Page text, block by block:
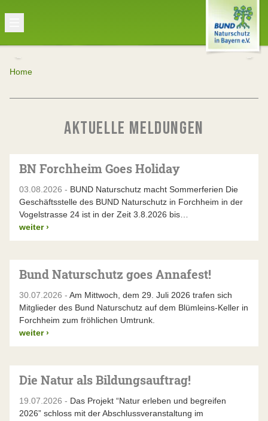
Home
AKTUELLE MELDUNGEN
BN Forchheim Goes Holiday
03.08.2026 - BUND Naturschutz macht Sommerferien Die
Geschäftsstelle des BUND Naturschutz in Forchheim in der
Vogelstrasse 24 ist in der Zeit 3.8.2026 bis…
weiter ›
Bund Naturschutz goes Annafest!
30.07.2026 - Am Mittwoch, dem 29. Juli 2026 trafen sich
Mitglieder des Bund Naturschutz auf dem Blümleins-Keller in
Forchheim zum fröhlichen Umtrunk.
weiter ›
Die Natur als Bildungsauftrag!
19.07.2026 - Das Projekt “Natur erleben und begreifen
2026” schloss mit der Abschlussveranstaltung im